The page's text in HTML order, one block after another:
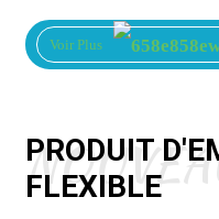
Voir Plus
PRODUIT
FLEXIBLE